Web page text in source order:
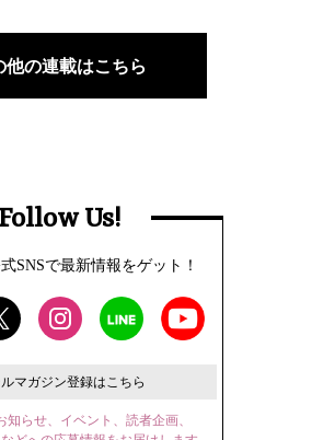
他の連載はこちら
Follow Us!
SNSで最新情報をゲット！
ルマガジン登録はこちら
知らせ、イベント、読者企画、